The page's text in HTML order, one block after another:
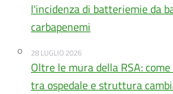
l'incidenza di batteriemie da
carbapenemi
28 LUGLIO 2026
Oltre le mura della RSA:
tra ospedale e struttura